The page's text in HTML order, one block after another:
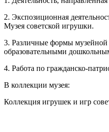
2. Экспозиционная
Музея советской игрушки.
3. Различные формы музейной
образовательными
4. Работа по гражданско-
В коллекции музея:
Коллекция игрушек и игр